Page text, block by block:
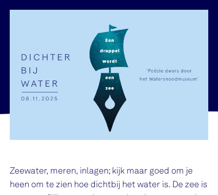
Zeewater, meren, inlagen; kijk maar goed om je
heen om te zien hoe dichtbij het water is. De zee is